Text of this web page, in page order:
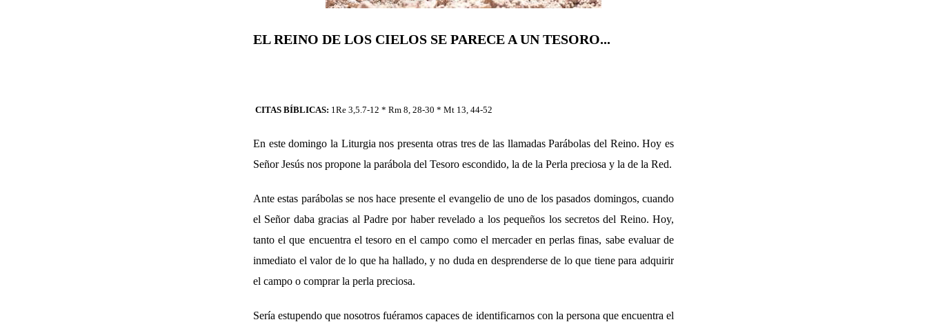
EL REINO DE LOS CIELOS SE PARECE A UN TESORO...
CITAS BÍBLICAS: 1Re 3,5.7-12 * Rm 8, 28-30 * Mt 13, 44-52
En este domingo la Liturgia nos presenta otras tres de las llamadas Parábolas del Reino. Hoy es
Señor Jesús nos propone la parábola del Tesoro escondido, la de la Perla preciosa y la de la Red.
Ante estas parábolas se nos hace presente el evangelio de uno de los pasados domingos, cuando
el Señor daba gracias al Padre por haber revelado a los pequeños los secretos del Reino. Hoy,
tanto el que encuentra el tesoro en el campo como el mercader en perlas finas, sabe evaluar de
inmediato el valor de lo que ha hallado, y no duda en desprenderse de lo que tiene para adquirir
el campo o comprar la perla preciosa.
Sería estupendo que nosotros fuéramos capaces de identificarnos con la persona que encuentra el